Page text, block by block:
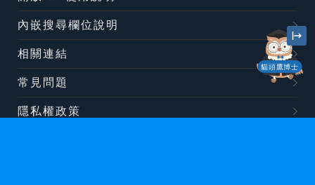
貓頭鷹博士
內嵌搜尋欄位說明
相關連結
常見問題
隱私權政策